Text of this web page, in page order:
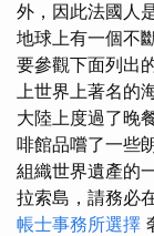
外，因此法國人
地球上有一個不
要參觀下面列出
上世界上著名的
大陸上度過了晚
啡館品嚐了一些
組織世界遺產的
拉索島，請務必
帳士事務所選擇